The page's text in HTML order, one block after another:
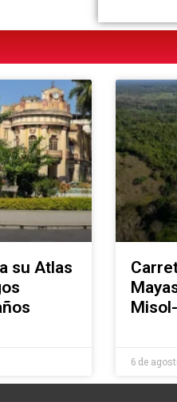
su Atlas
6 de